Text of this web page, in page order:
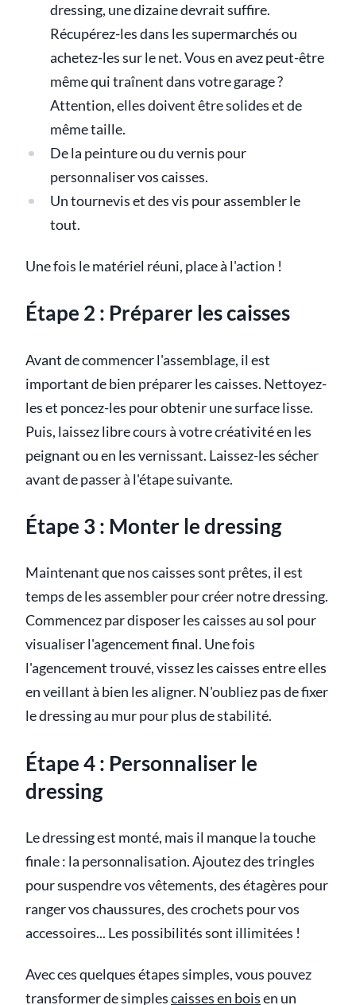
dressing, une dizaine devrait suffire.
Récupérez-les dans les supermarchés ou
achetez-les sur le net. Vous en avez peut-être
même qui traînent dans votre garage ?
Attention, elles doivent être solides et de
même taille.
De la peinture ou du vernis pour
personnaliser vos caisses.
Un tournevis et des vis pour assembler le
tout.
Une fois le matériel réuni, place à l'action !
Étape 2 : Préparer les caisses
Avant de commencer l'assemblage, il est
important de bien préparer les caisses. Nettoyez-
les et poncez-les pour obtenir une surface lisse.
Puis, laissez libre cours à votre créativité en les
peignant ou en les vernissant. Laissez-les sécher
avant de passer à l'étape suivante.
Étape 3 : Monter le dressing
Maintenant que nos caisses sont prêtes, il est
temps de les assembler pour créer notre dressing.
Commencez par disposer les caisses au sol pour
visualiser l'agencement final. Une fois
l'agencement trouvé, vissez les caisses entre elles
en veillant à bien les aligner. N'oubliez pas de fixer
le dressing au mur pour plus de stabilité.
Étape 4 : Personnaliser le
dressing
Le dressing est monté, mais il manque la touche
finale : la personnalisation. Ajoutez des tringles
pour suspendre vos vêtements, des étagères pour
ranger vos chaussures, des crochets pour vos
accessoires... Les possibilités sont illimitées !
Avec ces quelques étapes simples, vous pouvez
transformer de simplescaisses en boisen un